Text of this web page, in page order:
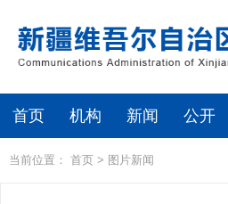
首页 机构 新闻 公开
当前位置： 首页 > 图片新闻